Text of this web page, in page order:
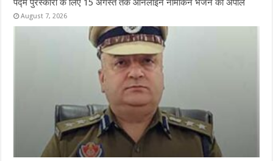
पद्म पुरस्कारों के लिए 15 अगस्त तक ऑनलाइन नामांकन भेजने की अपील
August 7, 2026